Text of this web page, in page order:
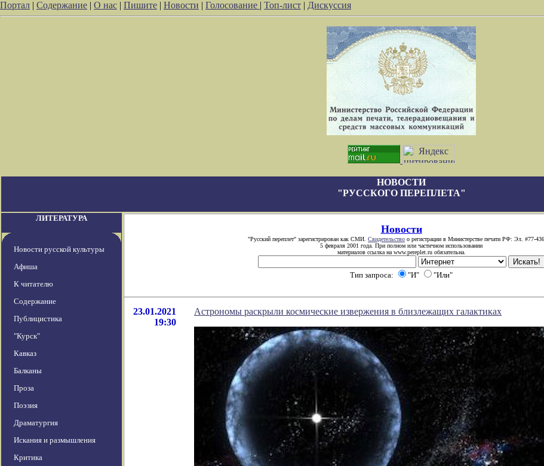
Портал | Содержание | О нас | Пишите | Новости | Голосование | Топ-лист | Дискуссия
НОВОСТИ
"РУССКОГО ПЕРЕПЛЕТА"
ЛИТЕРАТУРА
Новости русской культуры
Афиша
К читателю
Содержание
Публицистика
"Курск"
Кавказ
Балканы
Проза
Поэзия
Драматургия
Искания и размышления
Критика
Новости
"Русский переплет" зарегистрирован как СМИ. Свидетельство о регистрации в Министерстве печати РФ: Эл. #77-
5 февраля 2001 года. При полном или частичном использовании
материалов ссылка на www.pereplet.ru обязательна.
Тип запроса: "И" "Или"
23.01.2021
19:30
Астрономы раскрыли космические извержения в близлежащих галактиках